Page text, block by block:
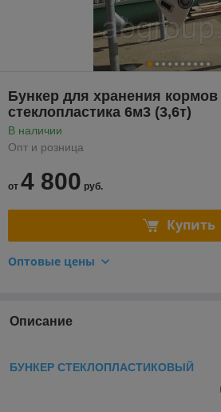
Бункер для хранения кормов
стеклопластика 6м3 (3,6т)
В наличии
Опт и розница
от 4 800 руб.
Купить
Оптовые цены
Описание
БУНКЕР СТЕКЛОПЛАСТИКОВЫЙ